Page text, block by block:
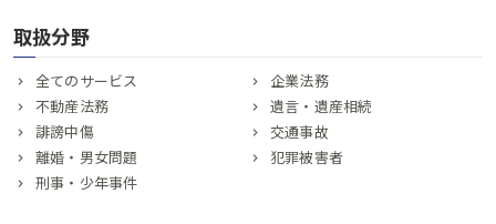
取扱分野
全てのサービス
企業法務
不動産法務
遺言・遺産相続
誹謗中傷
交通事故
離婚・男女問題
犯罪被害者
刑事・少年事件